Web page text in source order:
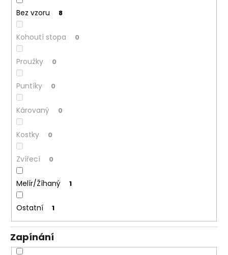
Bez vzoru 8
Kohoutí stopa 0
Proužky 0
Puntíky 0
Károvaný 0
Kostky 0
Zvířecí 0
Melír/Žíhaný 1
Ostatní 1
Zapínání